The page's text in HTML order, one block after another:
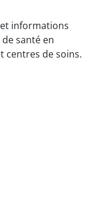
informations
santé en
centres de soins.